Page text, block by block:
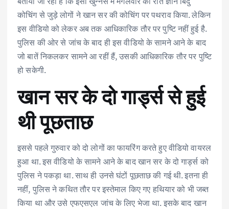
कोचिंग से जुड़े लोगों ने खान सर की कोचिंग पर पथराव किया. लेकिन
इस वीडियो को लेकर अब तक आधिकारिक तौर पर पुष्टि नहीं हुई है.
पुलिस की ओर से जांच के बाद ही इस वीडियो के सामने आने के बाद
जो बातें निकलकर सामने आ रहीं हैं, उसकी आधिकारिक तौर पर पुष्टि
हो सकेगी.
खान सर के दो गार्ड्स से हुई
थी पूछताछ
इससे पहले गुरुवार को दो लोगों का फायरिंग करते हुए वीडियो वायरल
हुआ था. इस वीडियो के सामने आने के बाद खान सर के दो गार्ड्स को
पुलिस ने पकड़ा था. साथ ही उनसे घंटों पूछताछ की गई थी. इतना ही
नहीं, पुलिस ने कथित तौर पर इस्तेमाल किए गए हथियार को भी जब्त
किया था और उसे एफएसएल जांच के लिए भेजा था. इसके बाद खान